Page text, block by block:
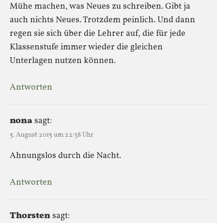
Mühe machen, was Neues zu schreiben. Gibt ja
auch nichts Neues. Trotzdem peinlich. Und dann
regen sie sich über die Lehrer auf, die für jede
Klassenstufe immer wieder die gleichen
Unterlagen nutzen können.
Antworten
nonasagt:
5. August 2015 um 22:38 Uhr
Ahnungslos durch die Nacht.
Antworten
Thorstensagt: